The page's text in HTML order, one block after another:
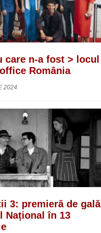
care n-a fost > locul
România
2024
3: premieră de gală
Național în 13